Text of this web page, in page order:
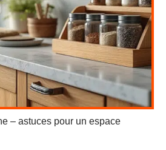
– astuces pour un espace